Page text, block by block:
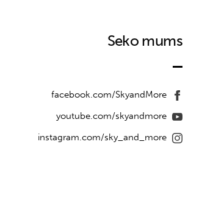
Seko mums
facebook.com/SkyandMore
youtube.com/skyandmore
instagram.com/sky_and_more